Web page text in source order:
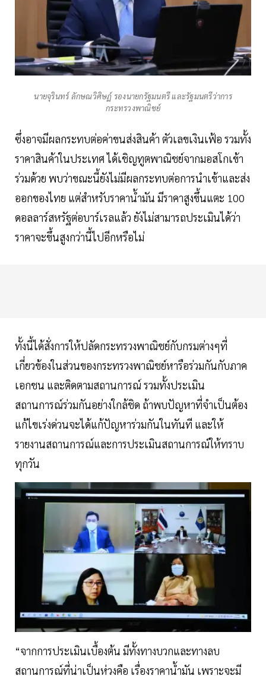
นายจุรินทร์ ลักษณวิศิษฏ์ รองนายกรัฐมนตรี และรัฐมนตรีว่าการ
กระทรวงพาณิชย์
ซึ่งอาจมีผลกระทบต่อค่าขนส่งสินค้า ตัวเลขเงินเฟ้อ รวมทั้ง
ราคาสินค้าในประเทศ ได้เชิญทูตพาณิชย์จากมอสโกเข้า
ร่วมด้วย พบว่าขณะนี้ยังไม่มีผลกระทบต่อการนำเข้าและส่ง
ออกของไทย แต่สำหรับราคาน้ำมัน มีราคาสูงขึ้นแตะ 100
ดอลลาร์สหรัฐต่อบาร์เรลแล้ว ยังไม่สามารถประเมินได้ว่า
ราคาจะขึ้นสูงกว่านี้ไปอีกหรือไม่
ทั้งนี้ได้สั่งการให้ปลัดกระทรวงพาณิชย์กับกรมต่างๆที่
เกี่ยวข้องในส่วนของกระทรวงพาณิชย์หารือร่วมกันกับภาค
เอกชน และติดตามสถานการณ์ รวมทั้งประเมิน
สถานการณ์ร่วมกันอย่างใกล้ชิด ถ้าพบปัญหาที่จำเป็นต้อง
แก้ไขเร่งด่วนจะได้แก้ปัญหาร่วมกันในทันที และให้
รายงานสถานการณ์และการประเมินสถานการณ์ให้ทราบ
ทุกวัน
“จากการประเมินเบื้องต้น มีทั้งทางบวกและทางลบ
สถานการณ์ที่น่าเป็นห่วงคือ เรื่องราคาน้ำมัน เพราะจะมี